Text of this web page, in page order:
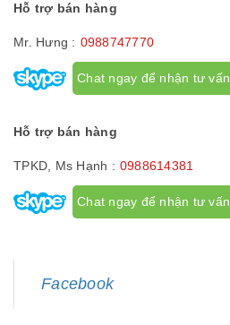
Hỗ trợ bán hàng
Mr. Hưng : 0988747770
Chat ngay để nhận tư vấn
Hỗ trợ bán hàng
TPKD, Ms Hạnh : 0988614381
Chat ngay để nhận tư vấn
Facebook